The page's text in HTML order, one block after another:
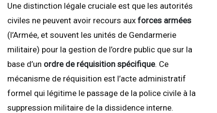
Une distinction légale cruciale est que les autorités
civiles ne peuvent avoir recours aux forces armées
(l’Armée, et souvent les unités de Gendarmerie
militaire) pour la gestion de l’ordre public que sur la
base d’un ordre de réquisition spécifique. Ce
mécanisme de réquisition est l’acte administratif
formel qui légitime le passage de la police civile à la
suppression militaire de la dissidence interne.